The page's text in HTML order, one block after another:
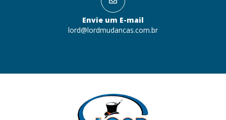
Envie um E-mail
lord@lordmudancas.com.br